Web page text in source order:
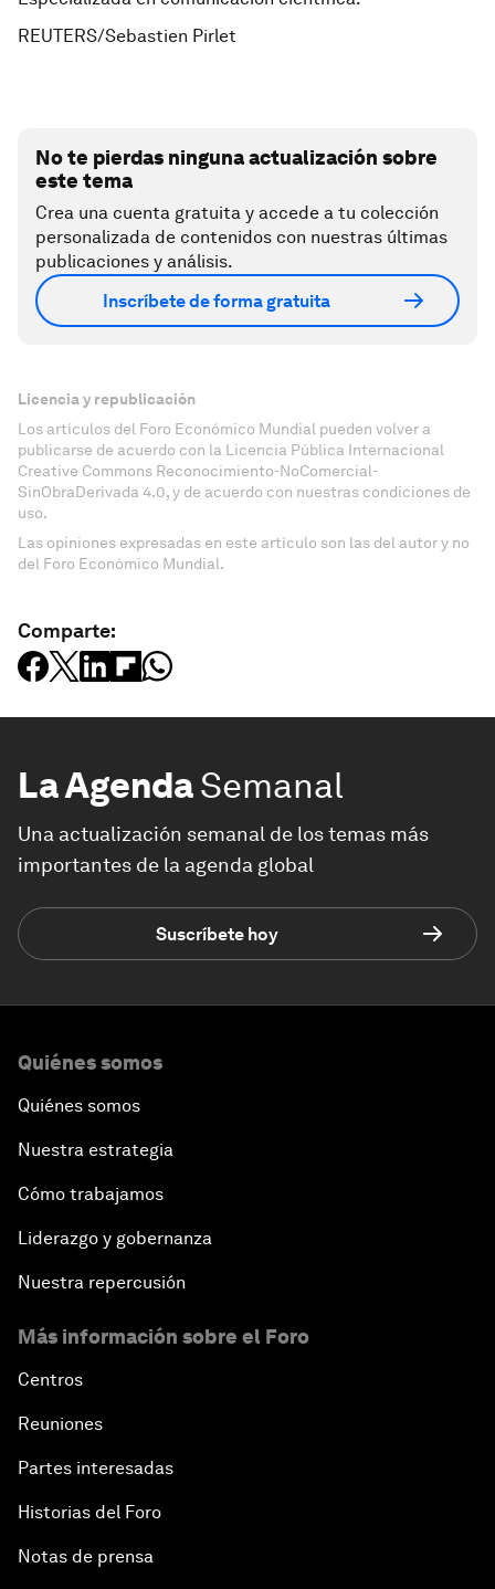
REUTERS/Sebastien Pirlet
No te pierdas ninguna actualización sobre
este tema
Crea una cuenta gratuita y accede a tu colección
personalizada de contenidos con nuestras últimas
publicaciones y análisis.
Inscríbete de forma gratuita
Licencia y republicación
Los artículos del Foro Económico Mundial pueden volver a
publicarse de acuerdo con la Licencia Pública Internacional
Creative Commons Reconocimiento-NoComercial-
SinObraDerivada 4.0, y de acuerdo con nuestras condiciones de
uso.
Las opiniones expresadas en este artículo son las del autor y no
del Foro Económico Mundial.
Comparte:
La AgendaSemanal
Una actualización semanal de los temas más
importantes de la agenda global
Suscríbete hoy
Quiénes somos
Quiénes somos
Nuestra estrategia
Cómo trabajamos
Liderazgo y gobernanza
Nuestra repercusión
Más información sobre el Foro
Centros
Reuniones
Partes interesadas
Historias del Foro
Notas de prensa